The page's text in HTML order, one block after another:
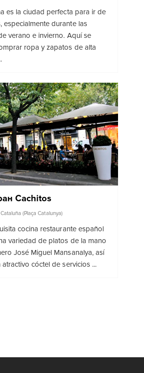
es la ciudad perfecta para ir de
especialmente durante las
verano e invierno. Aquí se
ropa y zapatos de alta
Cachitos
(Plaça Catalunya)
cocina restaurante español
variedad de platos de la mano
José Miguel Mansanalya, así
cóctel de servicios ...